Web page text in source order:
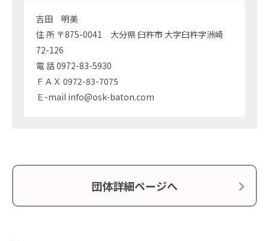
吉田 明美
住 所 〒875-0041 大分県 臼杵市 大字臼杵字洲崎
72-126
電 話 0972-83-5930
ＦＡＸ 0972-83-7075
Ｅ-mail info@osk-baton.com
団体詳細ページへ